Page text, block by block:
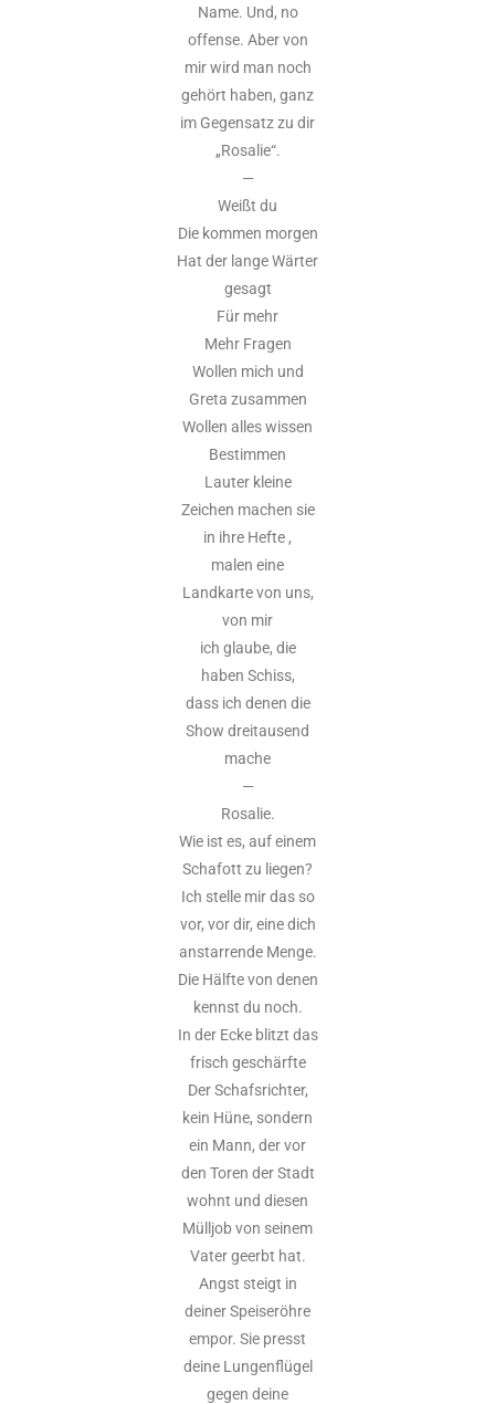
Name. Und, no
offense. Aber von
mir wird man noch
gehört haben, ganz
im Gegensatz zu dir
„Rosalie“.
—
Weißt du
Die kommen morgen
Hat der lange Wärter
gesagt
Für mehr
Mehr Fragen
Wollen mich und
Greta zusammen
Wollen alles wissen
Bestimmen
Lauter kleine
Zeichen machen sie
in ihre Hefte ,
malen eine
Landkarte von uns,
von mir
ich glaube, die
haben Schiss,
dass ich denen die
Show dreitausend
mache
—
Rosalie.
Wie ist es, auf einem
Schafott zu liegen?
Ich stelle mir das so
vor, vor dir, eine dich
anstarrende Menge.
Die Hälfte von denen
kennst du noch.
In der Ecke blitzt das
frisch geschärfte
Der Schafsrichter,
kein Hüne, sondern
ein Mann, der vor
den Toren der Stadt
wohnt und diesen
Mülljob von seinem
Vater geerbt hat.
Angst steigt in
deiner Speiseröhre
empor. Sie presst
deine Lungenflügel
gegen deine